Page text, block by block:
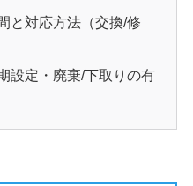
と対応方法（交換/修
設定・廃棄/下取りの有